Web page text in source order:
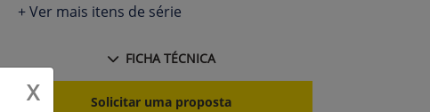
+ Ver mais itens de série
FICHA TÉCNICA
Solicitar uma proposta
X